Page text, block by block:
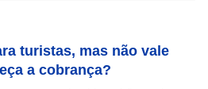
turistas, mas não vale
a cobrança?